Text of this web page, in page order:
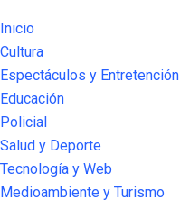
Inicio
Cultura
Espectáculos y Entretención
Educación
Policial
Salud y Deporte
Tecnología y Web
Medioambiente y Turismo